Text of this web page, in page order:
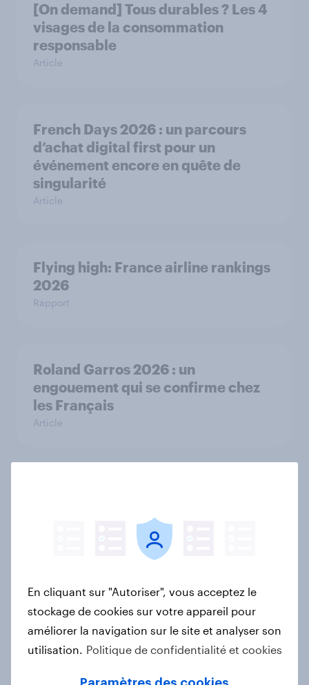
[On demand] Tous durables ? Les 4
visages de la consommation
responsable
Article
French Days 2026 : un parcours
d’achat digital first pour un
événement encore en quête de
singularité
Article
Flying high: France airline rankings
2026
Rapport
Roland Garros 2026 : un
engouement qui se confirme chez
les Français
Article
How Spikes makes advertising
effectiveness measurable with
YouGov
Étude de Cas
En cliquant sur "Autoriser", vous acceptez le
stockage de cookies sur votre appareil pour
améliorer la navigation sur le site et analyser son
utilisation. Politique de confidentialité et cookies